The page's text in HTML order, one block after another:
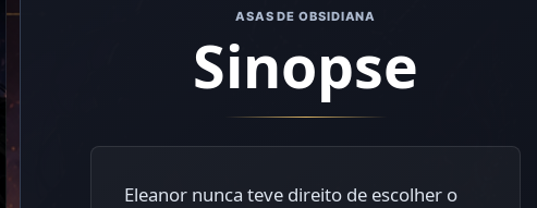
ASAS DE OBSIDIANA
Sinopse
Eleanor nunca teve direito de escolher o